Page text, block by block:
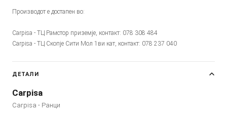
Производот е достапен во:
Carpisa - ТЦ Рамстор приземје, контакт: 078 308 484
Carpisa - ТЦ Скопје Сити Мол 1ви кат, контакт: 078 237 040
ДЕТАЛИ
Carpisa
Carpisa - Ранци